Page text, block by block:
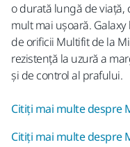
o durată lungă de viață,
mult mai ușoară.
de orificii Multifit de la
rezistență la uzură a
și de control al prafului.
Citiți mai multe despre
Citiți mai multe despre